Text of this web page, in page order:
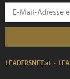
LEADERSNET.at